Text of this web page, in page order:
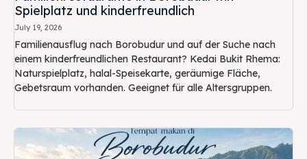
Spielplatz und kinderfreundlich
July 19, 2026
Familienausflug nach Borobudur und auf der Suche nach
einem kinderfreundlichen Restaurant? Kedai Bukit Rhema:
Naturspielplatz, halal-Speisekarte, geräumige Fläche,
Gebetsraum vorhanden. Geeignet für alle Altersgruppen.